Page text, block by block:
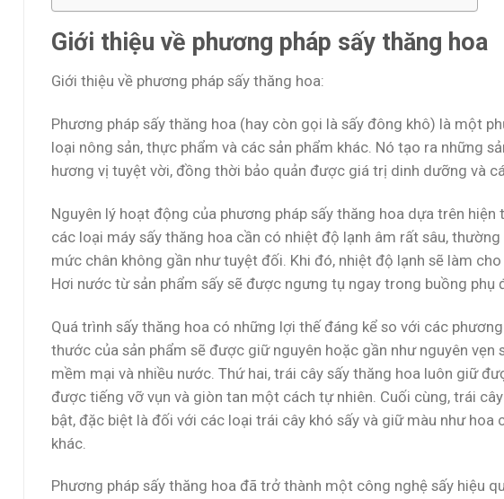
Giới thiệu về phương pháp sấy thăng hoa
Giới thiệu về phương pháp sấy thăng hoa:
Phương pháp sấy thăng hoa (hay còn gọi là sấy đông khô) là một
loại nông sản, thực phẩm và các sản phẩm khác. Nó tạo ra những
hương vị tuyệt vời, đồng thời bảo quản được giá trị dinh dưỡng và
Nguyên lý hoạt động của phương pháp sấy thăng hoa dựa trên
các loại máy sấy thăng hoa cần có nhiệt độ lạnh âm rất sâu,
mức chân không gần như tuyệt đối. Khi đó, nhiệt độ lạnh sẽ làm
Hơi nước từ sản phẩm sấy sẽ được ngưng tụ ngay trong buồng phụ
Quá trình sấy thăng hoa có những lợi thế đáng kể so với các
thước của sản phẩm sẽ được giữ nguyên hoặc gần như nguyên
mềm mại và nhiều nước. Thứ hai, trái cây sấy thăng hoa luôn giữ
được tiếng vỡ vụn và giòn tan một cách tự nhiên. Cuối cùng, trái
bật, đặc biệt là đối với các loại trái cây khó sấy và giữ màu như hoa
khác.
Phương pháp sấy thăng hoa đã trở thành một công nghệ sấy hiệu